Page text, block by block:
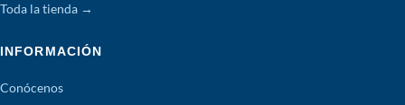
Toda la tienda →
INFORMACIÓN
Conócenos